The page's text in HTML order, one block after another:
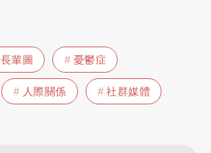
長輩圖
憂鬱症
人際關係 社群媒體